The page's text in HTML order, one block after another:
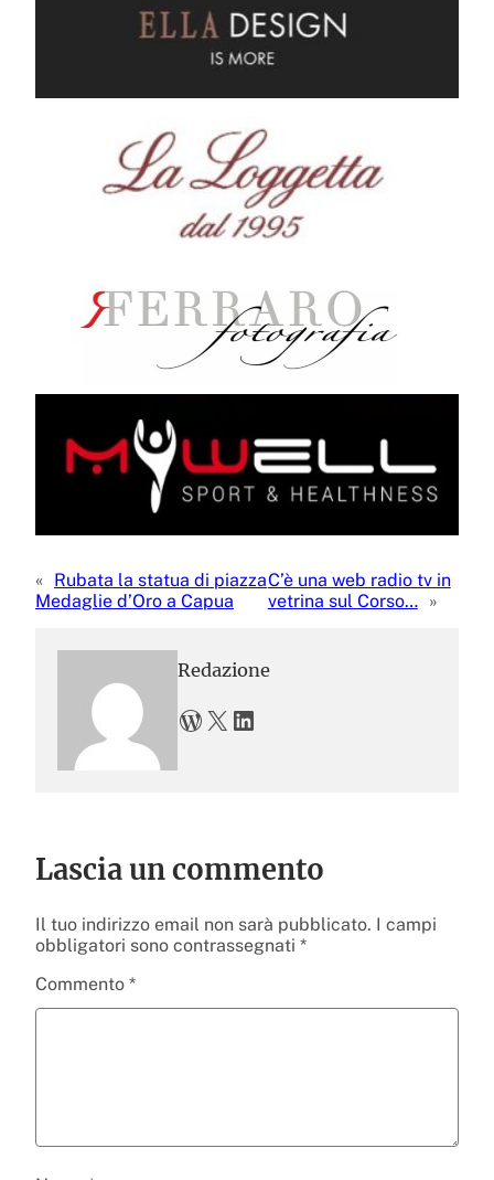
« Rubata la statua di piazza
Medaglie d’Oro a Capua
C’è una web radio tv in
vetrina sul Corso… »
Redazione
WordPress X LinkedIn
Lascia un commento
Il tuo indirizzo email non sarà pubblicato. I campi
obbligatori sono contrassegnati *
Commento *